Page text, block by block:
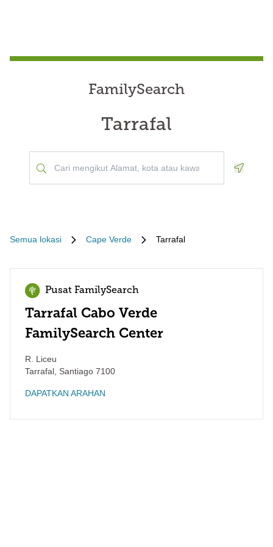
FamilySearch
Tarrafal
Semua lokasi Cape Verde Tarrafal
Pusat FamilySearch
Tarrafal Cabo Verde
FamilySearch Center
R. Liceu
Tarrafal Santiago 7100
DAPATKAN ARAHAN